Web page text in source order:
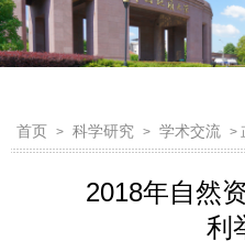
首页 > 科学研究 > 学术交流 >
2018年自然
利